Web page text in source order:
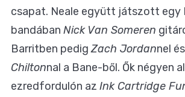
csapat. Neale együtt játszott egy
bandában Nick Van Someren
Barritben pedigZach Jordannel és
Chiltonnal a Bane-ből. Ők négyen
ezredfordulón az Ink Cartridge